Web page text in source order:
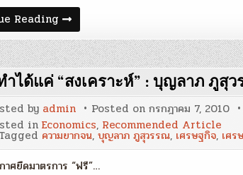
Reading สำรวจ
ความ
ผิด
พลาด
ของ
ตัว
เอง
:
สันติ
สิงห
วังชา
ำได้แค่ “สงเคราะห์” : บุญลาภ ภูสุ
by admin Posted on กรกฎาคม 7, 2010
in Economics, Recommended Article
Tagged ความยากจน,บุญลาภ ภูสุวรรณ, เศรษฐกิจ, เศร
าศยืดมาตรการ “ฟรี”…